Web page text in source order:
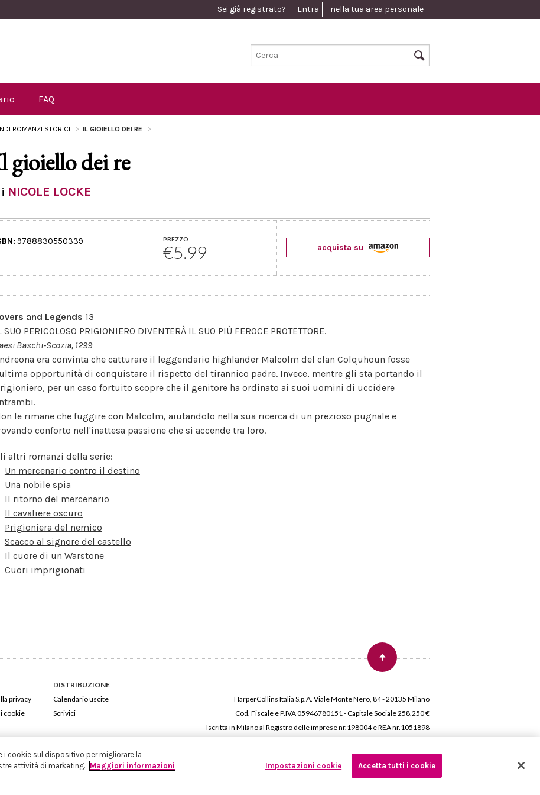
Sei già registrato? Entra nella tua area personale
FAQ
ROMANZI STORICI IL GIOIELLO DEI RE
gioiello dei re
NICOLE LOCKE
9788830550339 PREZZO
€5.99 acquista su
and Legends 13
SUO PERICOLOSO PRIGIONIERO DIVENTERÀ IL SUO PIÙ FEROCE PROTETTORE.
Baschi-Scozia, 1299
era convinta che catturare il leggendario highlander Malcolm del clan Colquhoun fosse
opportunità di conquistare il rispetto del tirannico padre. Invece, mentre gli sta portando il
per un caso fortuito scopre che il genitore ha ordinato ai suoi uomini di uccidere
le rimane che fuggire con Malcolm, aiutandolo nella sua ricerca di un prezioso pugnale e
conforto nell'inattesa passione che si accende tra loro.
altri romanzi della serie:
Un mercenario contro il destino
Una nobile spia
Il ritorno del mercenario
Il cavaliere oscuro
Prigioniera del nemico
Scacco al signore del castello
Il cuore di un Warstone
Cuori imprigionati
privacy
cookie
DISTRIBUZIONE
Calendario uscite
Scrivici
HarperCollins Italia S.p.A. Viale Monte Nero, 84 - 20135 Milano
Cod. Fiscale e P.IVA 05946780151 - Capitale Sociale 258.250 €
Iscritta in Milano al Registro delle imprese nr.198004 e REA nr.1051898
i cookie sul dispositivo per migliorare la
attività di marketing. Maggiori informazioni
Impostazioni cookie Accetta tutti i cookie